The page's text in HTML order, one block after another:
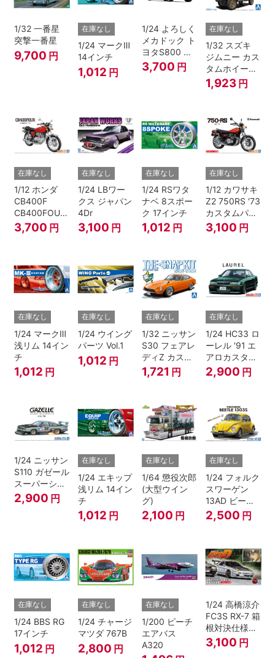
1/32 一番星
突撃一番星
9,700 円
在庫なし
1/24 マークⅢ
14インチ
1,012 円
1/24 よろしく
メカドック ト
ヨタS800 女
暴小町仕様
40周年記念パ
3,700 円
在庫なし
1/32 スズキ
ジムニー カス
タムホイール
(シルキーシル
バーメタリッ
1,923 円
在庫なし
1/12 ホンダ
CB400F
CB400FOUR
'74
3,700 円
在庫なし
1/24 LBワー
クス ジャパン
4Dr
3,100 円
在庫なし
1/24 RSワタ
ナベ 8スポー
ク 17インチ
1,012 円
在庫なし
1/12 カワサキ
Z2 750RS '73
カスタムパー
ツ付き
3,100 円
在庫なし
1/24 マークⅢ
浅リム 14イン
チ
1,012 円
在庫なし
1/24 ウイング
パーツ Vol.1
1,012 円
在庫なし
1/32 ニッサン
S30 フェアレ
ディZ カスタ
ムホイール(オ
レンジ)
1,721 円
在庫なし
1/24 HC33 ロ
ーレル '91 エ
アロカスタム
（ニッサン）
2,900 円
1/24 ニッサン
S110 ガゼール
スーパーシル
エット '81
2,900 円
在庫なし
1/24 エキップ
浅リム 14イン
チ
1,012 円
在庫なし
1/64 懲役次郎
(大型ウイン
グ)
2,100 円
在庫なし
1/24 フォルク
スワーゲン
13AD ビート
ル 1303S '73
2,500 円
在庫なし
1/24 BBS RG
17インチ
1,012 円
在庫なし
1/24 チャージ
マツダ 767B
2,800 円
在庫なし
1/200 ピーチ
エアバス
A320
1/24 高橋涼介
FC3S RX-7 箱
根対決仕様
『頭文字D』
3,100 円